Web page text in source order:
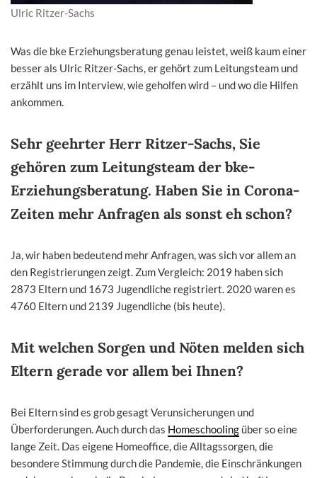
Ulric Ritzer-Sachs
Was die bke Erziehungsberatung genau leistet, weiß kaum einer
besser als Ulric Ritzer-Sachs, er gehört zum Leitungsteam und
erzählt uns im Interview, wie geholfen wird – und wo die Hilfen
ankommen.
Sehr geehrter Herr Ritzer-Sachs, Sie
gehören zum Leitungsteam der bke-
Erziehungsberatung. Haben Sie in Corona-
Zeiten mehr Anfragen als sonst eh schon?
Ja, wir haben bedeutend mehr Anfragen, was sich vor allem an
den Registrierungen zeigt. Zum Vergleich: 2019 haben sich
2873 Eltern und 1673 Jugendliche registriert. 2020 waren es
4760 Eltern und 2139 Jugendliche (bis heute).
Mit welchen Sorgen und Nöten melden sich
Eltern gerade vor allem bei Ihnen?
Bei Eltern sind es grob gesagt Verunsicherungen und
Überforderungen. Auch durch das Homeschooling über so eine
lange Zeit. Das eigene Homeoffice, die Alltagssorgen, die
besondere Stimmung durch die Pandemie, die Einschränkungen